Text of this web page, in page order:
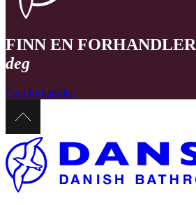
FINN EN FORHANDLER
deg
Finn forhandler